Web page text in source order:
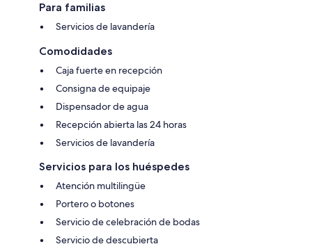
Para familias
Servicios de lavandería
Comodidades
Caja fuerte en recepción
Consigna de equipaje
Dispensador de agua
Recepción abierta las 24 horas
Servicios de lavandería
Servicios para los huéspedes
Atención multilingüe
Portero o botones
Servicio de celebración de bodas
Servicio de descubierta